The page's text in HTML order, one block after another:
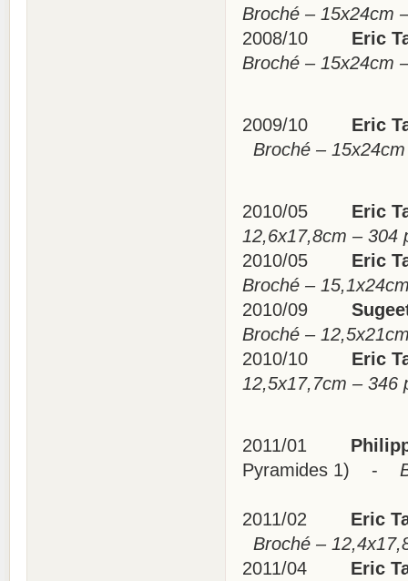
Broché – 15x24cm
2008/10
Eric
Broché –
2009/10
Eric
Broché –
2010/05
Eric
12,6x17,8cm –
2010/05
Eric
Broché –
2010/09
Broché –
2010/10
Eric
12,5x17,7cm –
2011/01
Pyramides 1) -
2011/02
Eric
Broché –
2011/04
Eric